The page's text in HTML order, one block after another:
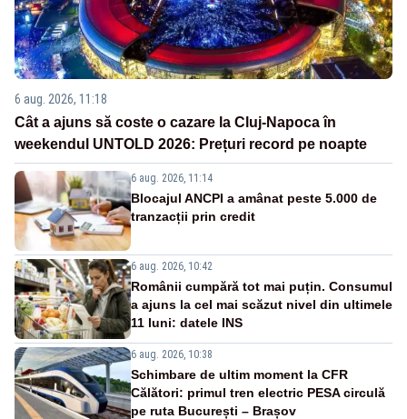
6 aug. 2026, 11:18
Cât a ajuns să coste o cazare la Cluj-Napoca în
weekendul UNTOLD 2026: Prețuri record pe noapte
6 aug. 2026, 11:14
Blocajul ANCPI a amânat peste 5.000 de
tranzacții prin credit
6 aug. 2026, 10:42
Românii cumpără tot mai puțin. Consumul
a ajuns la cel mai scăzut nivel din ultimele
11 luni: datele INS
6 aug. 2026, 10:38
Schimbare de ultim moment la CFR
Călători: primul tren electric PESA circulă
pe ruta București – Brașov